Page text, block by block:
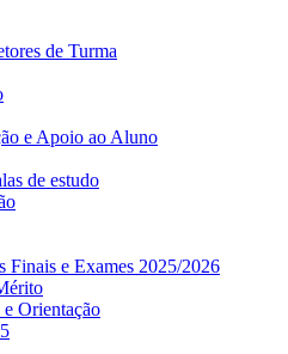
de Turma
e Apoio ao Aluno
de estudo
Finais e Exames 2025/2026
Orientação